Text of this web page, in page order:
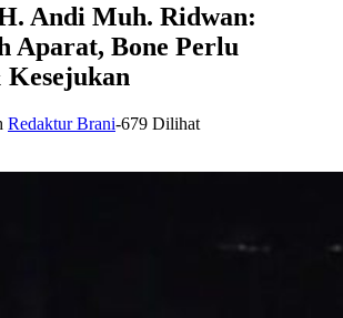
Andi Muh. Ridwan:
Aparat, Bone Perlu
Kesejukan
Redaktur Brani-679 Dilihat